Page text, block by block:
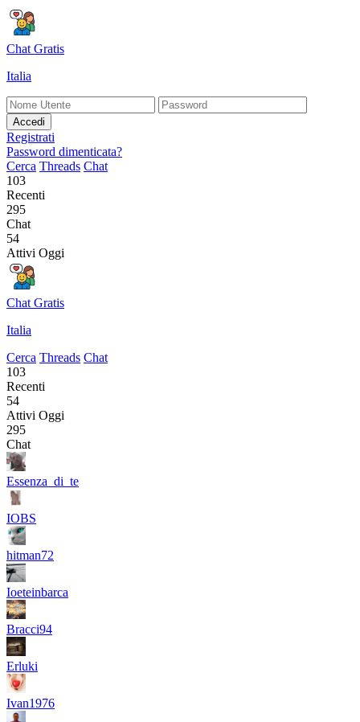
Chat Gratis
Italia
Accedi
Registrati
Password dimenticata?
Cerca Threads Chat
103
Recenti
295
Chat
54
Attivi Oggi
Chat Gratis
Italia
Cerca Threads Chat
103
Recenti
54
Attivi Oggi
295
Chat
Essenza_di_te
IOBS
hitman72
Ioeteinbarca
Bracci94
Erluki
Ivan1976